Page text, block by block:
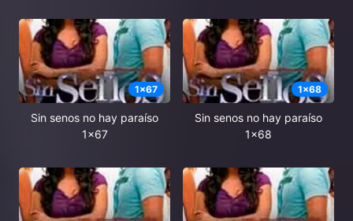
1x67
Sin senos no hay paraíso
1x67
1x68
Sin senos no hay paraíso
1x68